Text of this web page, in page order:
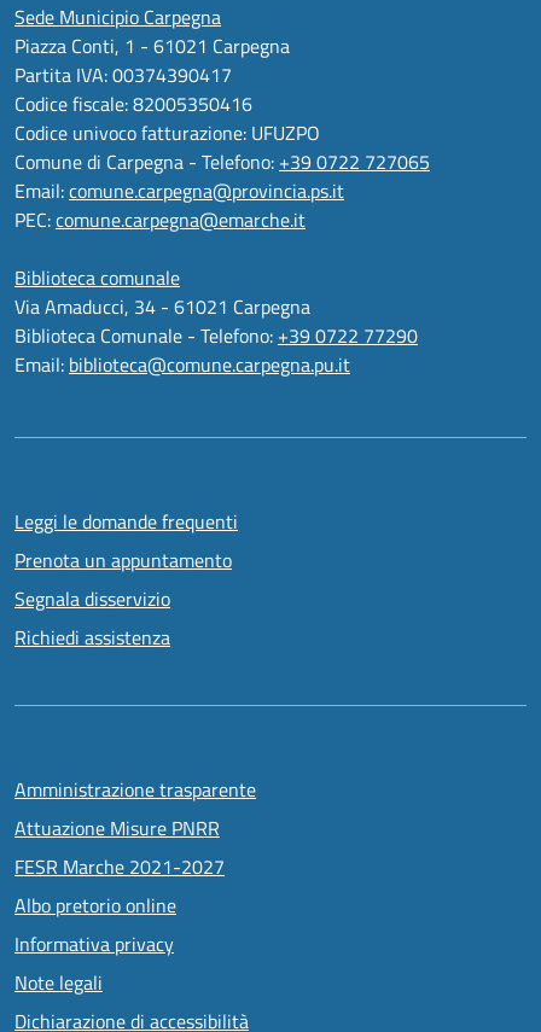
Sede Municipio Carpegna
Piazza Conti, 1 - 61021 Carpegna
Partita IVA: 00374390417
Codice fiscale: 82005350416
Codice univoco fatturazione: UFUZPO
Comune di Carpegna - Telefono: +39 0722 727065
Email:comune.carpegna@provincia.ps.it
PEC:comune.carpegna@emarche.it
Biblioteca comunale
Via Amaducci, 34 - 61021 Carpegna
Biblioteca Comunale - Telefono: +39 0722 77290
Email: biblioteca@comune.carpegna.pu.it
Leggi le domande frequenti
Prenota un appuntamento
Segnala disservizio
Richiedi assistenza
Amministrazione trasparente
Attuazione Misure PNRR
FESR Marche 2021-2027
Albo pretorio online
Informativa privacy
Note legali
Dichiarazione di accessibilità